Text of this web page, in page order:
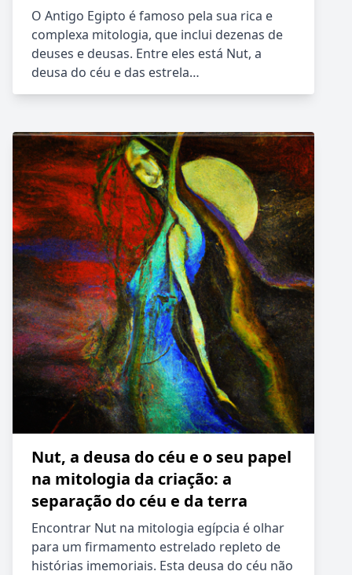
O Antigo Egipto é famoso pela sua rica e
complexa mitologia, que inclui dezenas de
deuses e deusas. Entre eles está Nut, a
deusa do céu e das estrela…
Nut, a deusa do céu e o seu papel
na mitologia da criação: a
separação do céu e da terra
Encontrar Nut na mitologia egípcia é olhar
para um firmamento estrelado repleto de
histórias imemoriais. Esta deusa do céu não